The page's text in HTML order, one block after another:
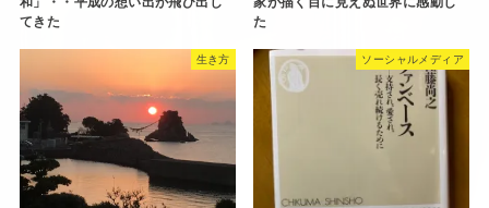
てきた
た
生き方 ソーシャルメディア